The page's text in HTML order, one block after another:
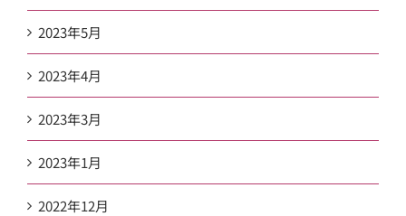
2023年5月
2023年4月
2023年3月
2023年1月
2022年12月